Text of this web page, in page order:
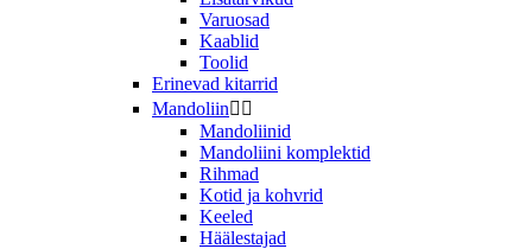
Varuosad
Kaablid
Toolid
Erinevad kitarrid
Mandoliin 
Mandoliinid
Mandoliini komplektid
Rihmad
Kotid ja kohvrid
Keeled
Häälestajad